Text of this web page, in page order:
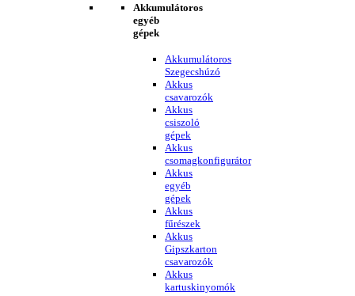
Akkumulátoros
egyéb
gépek
Akkumulátoros
Szegecshúzó
Akkus
csavarozók
Akkus
csiszoló
gépek
Akkus
csomagkonfigurátor
Akkus
egyéb
gépek
Akkus
fűrészek
Akkus
Gipszkarton
csavarozók
Akkus
kartuskinyomók